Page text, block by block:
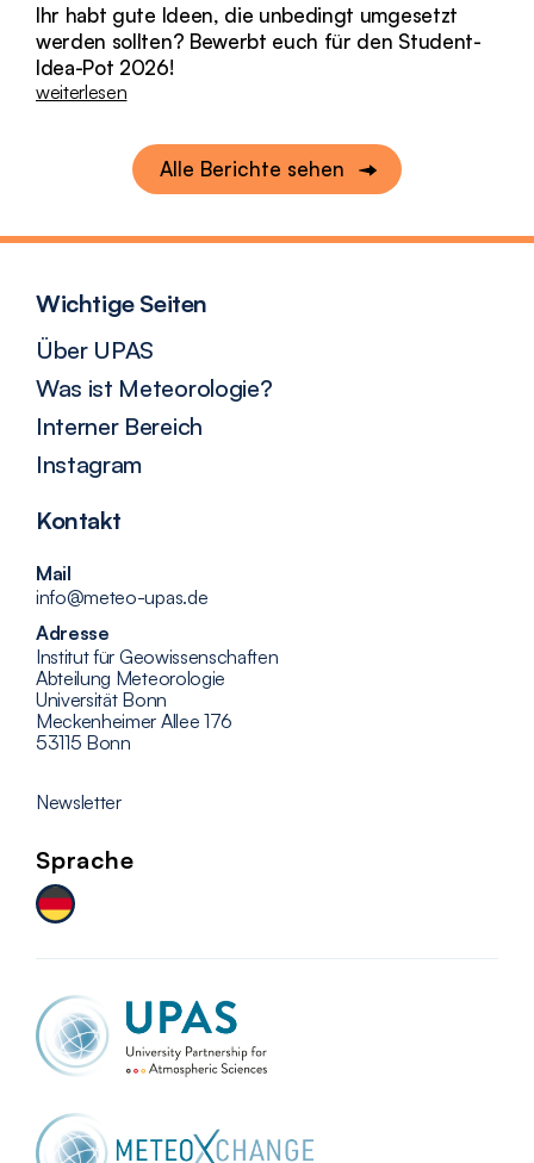
Ihr habt gute Ideen, die unbedingt umgesetzt
werden sollten? Bewerbt euch für den Student-
Idea-Pot 2026!
weiterlesen
Alle Berichte sehen
Wichtige Seiten
Über UPAS
Was ist Meteorologie?
Interner Bereich
Instagram
Kontakt
Mail
info@meteo-upas.de
Adresse
Institut für Geowissenschaften
Abteilung Meteorologie
Universität Bonn
Meckenheimer Allee 176
53115 Bonn
Newsletter
Sprache